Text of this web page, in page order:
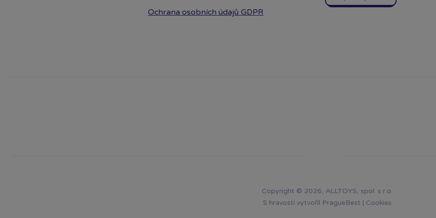
Ochrana osobních údajů GDPR
Copyright © 2026, ALLTOYS, spol. s r.o.
S hravostí vytvořil PragueBest | Cookies